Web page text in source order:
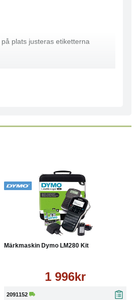
plats justeras etiketterna
Märkmaskin Dymo LM280 Kit
1 996kr
2091152
Läs mer